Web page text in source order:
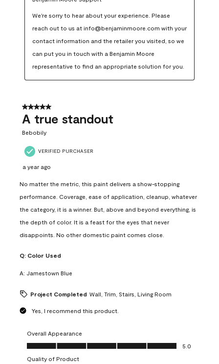
We're sorry to hear about your experience. Please
reach out to us at info@benjaminmoore.com with your
contact information and the retailer you visited, so we
can put you in touch with a Benjamin Moore
representative to find an appropriate solution for you.
5 out of 5 stars.
A true standout
Bebobily
VERIFIED PURCHASER
a year ago
No matter the metric, this paint delivers a show-stopping
performance. Coverage, ease of application, cleanup, whatever
the category, it is a winner. But, above and beyond everything, is
the depth of color. It is a feast for the eyes that never
disappoints. No other domestic paint comes close.
Q: Color Used
A: Jamestown Blue
Project Completed Wall, Trim, Stairs, Living Room
Yes, I recommend this product.
Overall Appearance
Overall Appearance, 5.0 out of 5
5.0
Quality of Product